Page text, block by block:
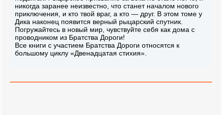
никогда заранее неизвестно, что станет началом нового
приключения, и кто твой враг, а кто — друг. В этом томе у
Дика наконец появится верный рыцарский спутник.
Погружайтесь в новый мир, чувствуйте себя как дома с
проводником из Братства Дороги!
Все книги с участием Братства Дороги относятся к
большому циклу «Двенадцатая стихия».